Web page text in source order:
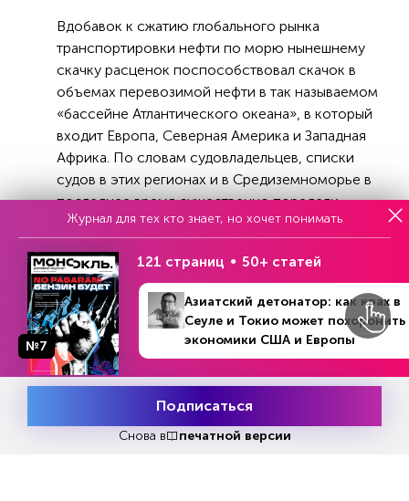
Вдобавок к сжатию глобального рынка
транспортировки нефти по морю нынешнему
скачку расценок поспособствовал скачок в
объемах перевозимой нефти в так называемом
«бассейне Атлантического океана», в который
входит Европа, Северная Америка и Западная
Африка. По словам судовладельцев, списки
судов в этих регионах и в Средиземноморье в
последнее время существенно поредели.
«Это объясняется главным образом, похоже,
сезонными факторами и ростом грузопотока в
Атлантическом бассейне,- говорится в
аналитической записке для клиентов
инвестиционного банка Jefferies Group. Баланс
спроса и предложения по танкерам очень
напряженный. Следует учитывать и высокую
премию за риск.
Попробовать
Журнал для тех кто знает, но хочет понимать
№7
121 страниц 50+ статей
Азиатский детонатор: как крах в
Сеуле и Токио может похоронить
экономики США и Европы
Подписаться
Снова в печатной версии